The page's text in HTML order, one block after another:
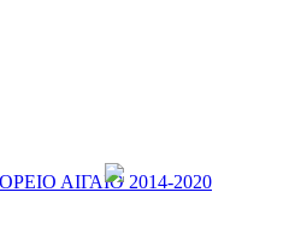
ΑΙΓΑΙΟ 2014-2020